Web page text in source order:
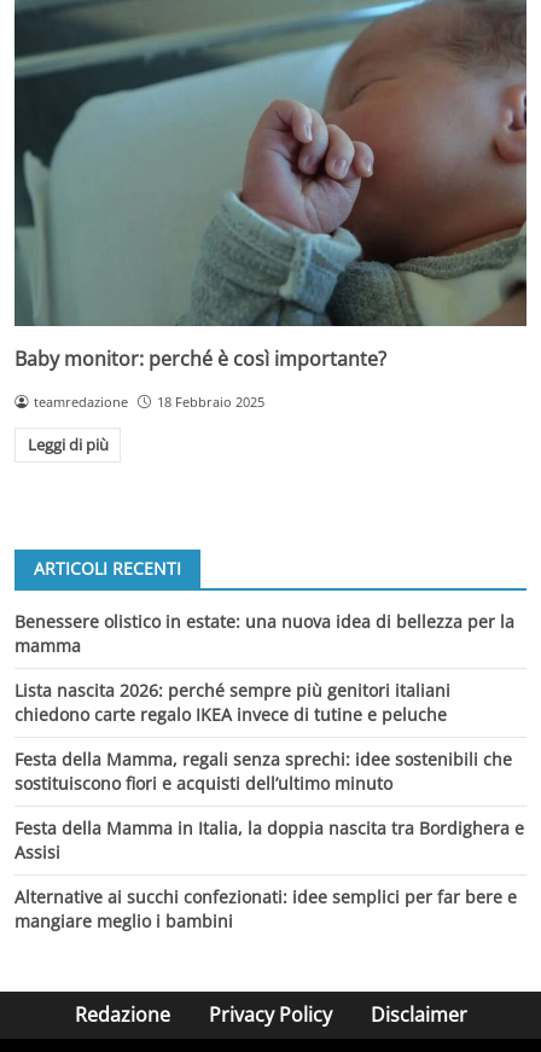
Baby monitor: perché è così importante?
teamredazione 18 Febbraio 2025
Leggi di più
ARTICOLI RECENTI
Benessere olistico in estate: una nuova idea di bellezza per la
mamma
Lista nascita 2026: perché sempre più genitori italiani
chiedono carte regalo IKEA invece di tutine e peluche
Festa della Mamma, regali senza sprechi: idee sostenibili che
sostituiscono fiori e acquisti dell’ultimo minuto
Festa della Mamma in Italia, la doppia nascita tra Bordighera e
Assisi
Alternative ai succhi confezionati: idee semplici per far bere e
mangiare meglio i bambini
Redazione Privacy Policy Disclaimer